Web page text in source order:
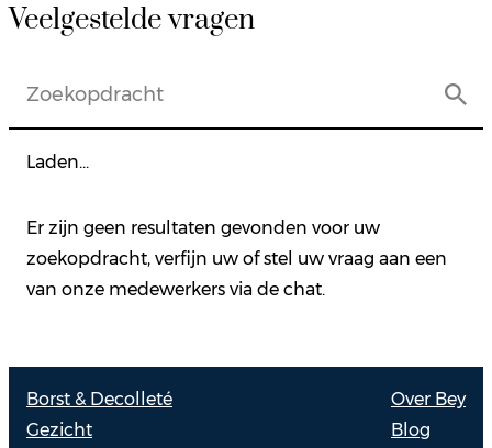
Veelgestelde vragen
Laden...
Er zijn geen resultaten gevonden voor uw
zoekopdracht, verfijn uw of stel uw vraag aan een
van onze medewerkers via de chat.
Borst & Decolleté
Gezicht
Over Bey
Blog